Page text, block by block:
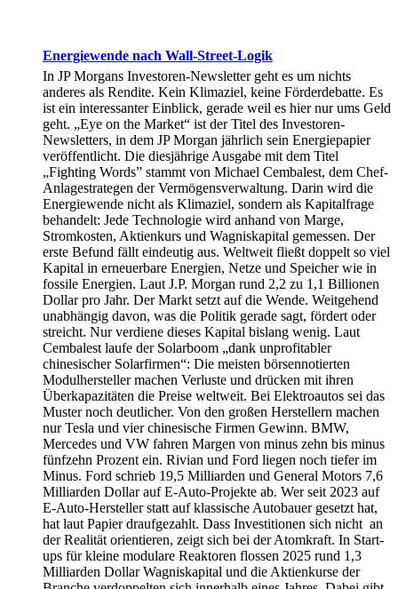
Energiewende nach Wall-Street-Logik
In JP Morgans Investoren-Newsletter geht es um nichts
anderes als Rendite. Kein Klimaziel, keine Förderdebatte. Es
ist ein interessanter Einblick, gerade weil es hier nur ums Geld
geht. „Eye on the Market“ ist der Titel des Investoren-
Newsletters, in dem JP Morgan jährlich sein Energiepapier
veröffentlicht. Die diesjährige Ausgabe mit dem Titel
„Fighting Words” stammt von Michael Cembalest, dem Chef-
Anlagestrategen der Vermögensverwaltung. Darin wird die
Energiewende nicht als Klimaziel, sondern als Kapitalfrage
behandelt: Jede Technologie wird anhand von Marge,
Stromkosten, Aktienkurs und Wagniskapital gemessen. Der
erste Befund fällt eindeutig aus. Weltweit fließt doppelt so viel
Kapital in erneuerbare Energien, Netze und Speicher wie in
fossile Energien. Laut J.P. Morgan rund 2,2 zu 1,1 Billionen
Dollar pro Jahr. Der Markt setzt auf die Wende. Weitgehend
unabhängig davon, was die Politik gerade sagt, fördert oder
streicht. Nur verdiene dieses Kapital bislang wenig. Laut
Cembalest laufe der Solarboom „dank unprofitabler
chinesischer Solarfirmen“: Die meisten börsennotierten
Modulhersteller machen Verluste und drücken mit ihren
Überkapazitäten die Preise weltweit. Bei Elektroautos sei das
Muster noch deutlicher. Von den großen Herstellern machen
nur Tesla und vier chinesische Firmen Gewinn. BMW,
Mercedes und VW fahren Margen von minus zehn bis minus
fünfzehn Prozent ein. Rivian und Ford liegen noch tiefer im
Minus. Ford schrieb 19,5 Milliarden und General Motors 7,6
Milliarden Dollar auf E-Auto-Projekte ab. Wer seit 2023 auf
E-Auto-Hersteller statt auf klassische Autobauer gesetzt hat,
hat laut Papier draufgezahlt. Dass Investitionen sich nicht an
der Realität orientieren, zeigt sich bei der Atomkraft. In Start-
ups für kleine modulare Reaktoren flossen 2025 rund 1,3
Milliarden Dollar Wagniskapital und die Aktienkurse der